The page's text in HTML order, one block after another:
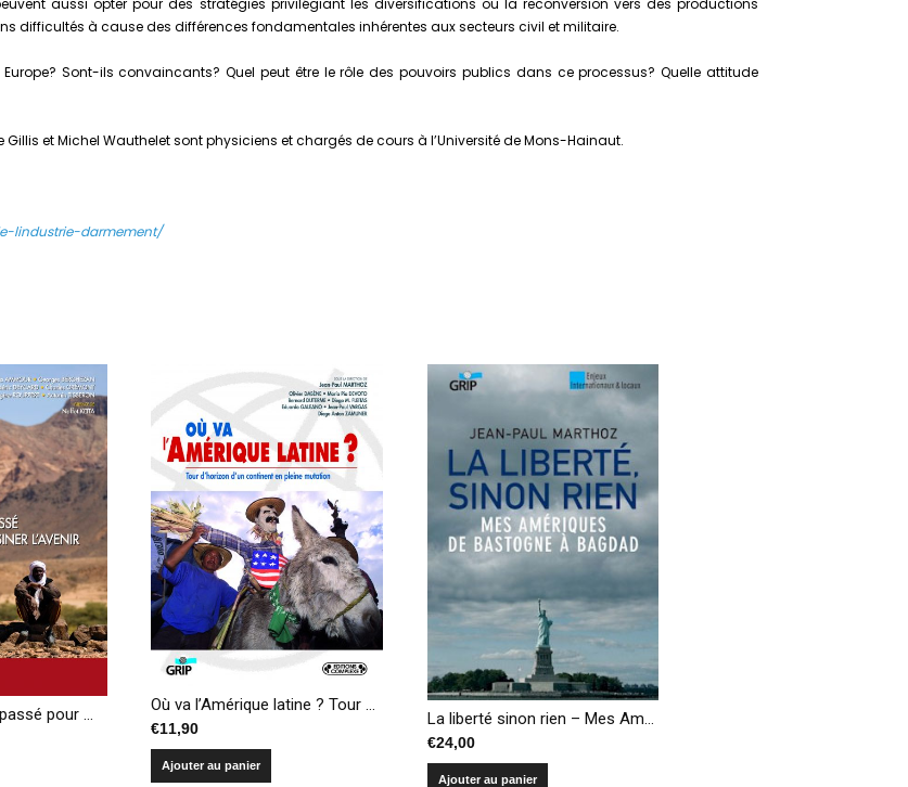
aussi opter pour des stratégies privilégiant les diversifications ou la reconversion vers des productions
difficultés à cause des différences fondamentales inhérentes aux secteurs civil et militaire.
Sont-ils convaincants? Quel peut être le rôle des pouvoirs publics dans ce processus? Quelle attitude
Gillis et Michel Wauthelet sont physiciens et chargés de cours à l’Université de Mons-Hainaut.
lindustrie-darmement/
Sahel : Éclairer le passé pour mieux dessiner l’avenir
Où va l’Amérique latine ? Tour d’horizon d’un continent en pleine mutation
€11,90
Ajouter au panier
La liberté sinon rien – Mes Amériques de Bastogne à Bagdad
€24,00
Ajouter au panier